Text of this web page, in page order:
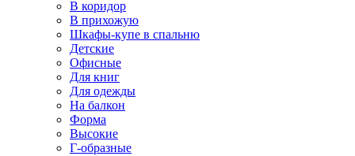
В коридор
В прихожую
Шкафы-купе в спальню
Детские
Офисные
Для книг
Для одежды
На балкон
Форма
Высокие
Г-образные